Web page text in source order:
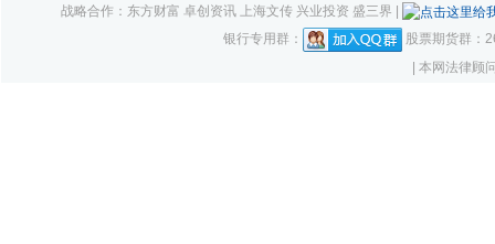
战略合作：东方财富 卓创资讯 上海文传 兴业投资 盛三界 |
银行专用群：
股票期货群：
| 本网法律顾